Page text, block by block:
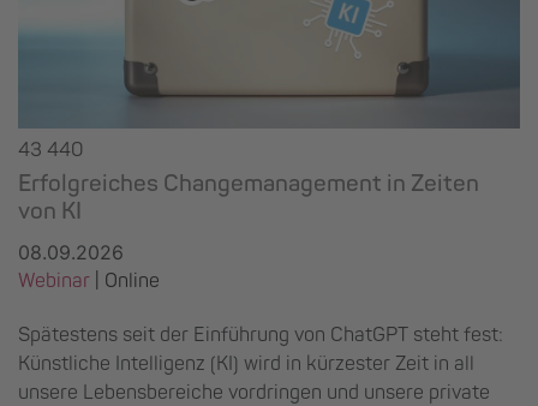
43 440
Erfolgreiches Changemanagement in Zeiten
von KI
08.09.2026
Webinar | Online
Spätestens seit der Einführung von ChatGPT steht fest:
Künstliche Intelligenz (KI) wird in kürzester Zeit in all
unsere Lebensbereiche vordringen und unsere private